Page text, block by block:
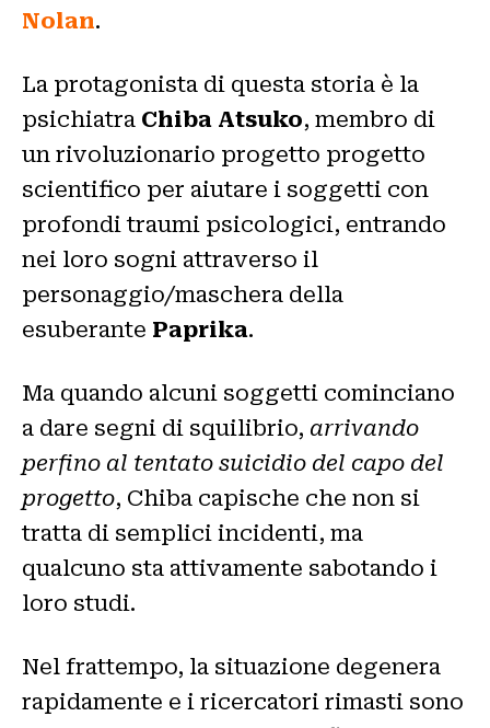
Nolan.
La protagonista di questa storia è la
psichiatra Chiba Atsuko, membro di
un rivoluzionario progetto progetto
scientifico per aiutare i soggetti con
profondi traumi psicologici, entrando
nei loro sogni attraverso il
personaggio/maschera della
esuberante Paprika.
Ma quando alcuni soggetti cominciano
a dare segni di squilibrio, arrivando
perfino al tentato suicidio del capo del
progetto, Chiba capische che non si
tratta di semplici incidenti, ma
qualcuno sta attivamente sabotando i
loro studi.
Nel frattempo, la situazione degenera
rapidamente e i ricercatori rimasti sono